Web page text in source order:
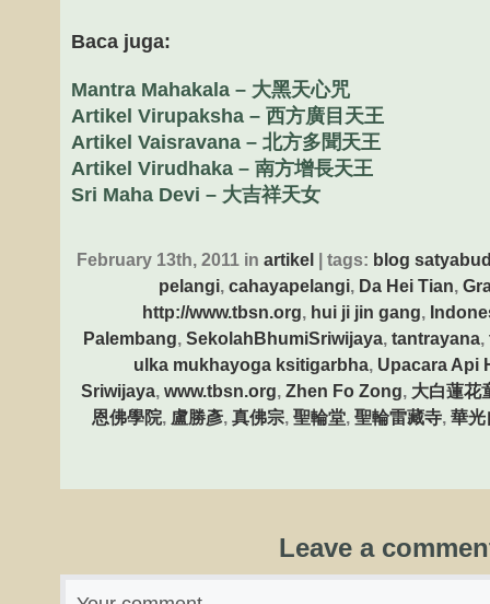
Baca juga:
Mantra Mahakala – 大黑天心咒
Artikel Virupaksha – 西方廣目天王
Artikel Vaisravana – 北方多聞天王
Artikel Virudhaka – 南方增長天王
Sri Maha Devi – 大吉祥天女
February 13th, 2011 in artikel | tags: blog
pelangi, cahayapelangi, Da Hei Tian,
http://www.tbsn.org, hui ji jin gang,
Palembang, SekolahBhumiSriwijaya, tantrayana,
ulka mukhayoga ksitigarbha, Upacara Api
Sriwijaya, www.tbsn.org, Zhen Fo Zong, 大白蓮花
恩佛學院, 盧勝彥, 真佛宗, 聖輪堂, 聖輪雷藏寺, 華光
Leave a